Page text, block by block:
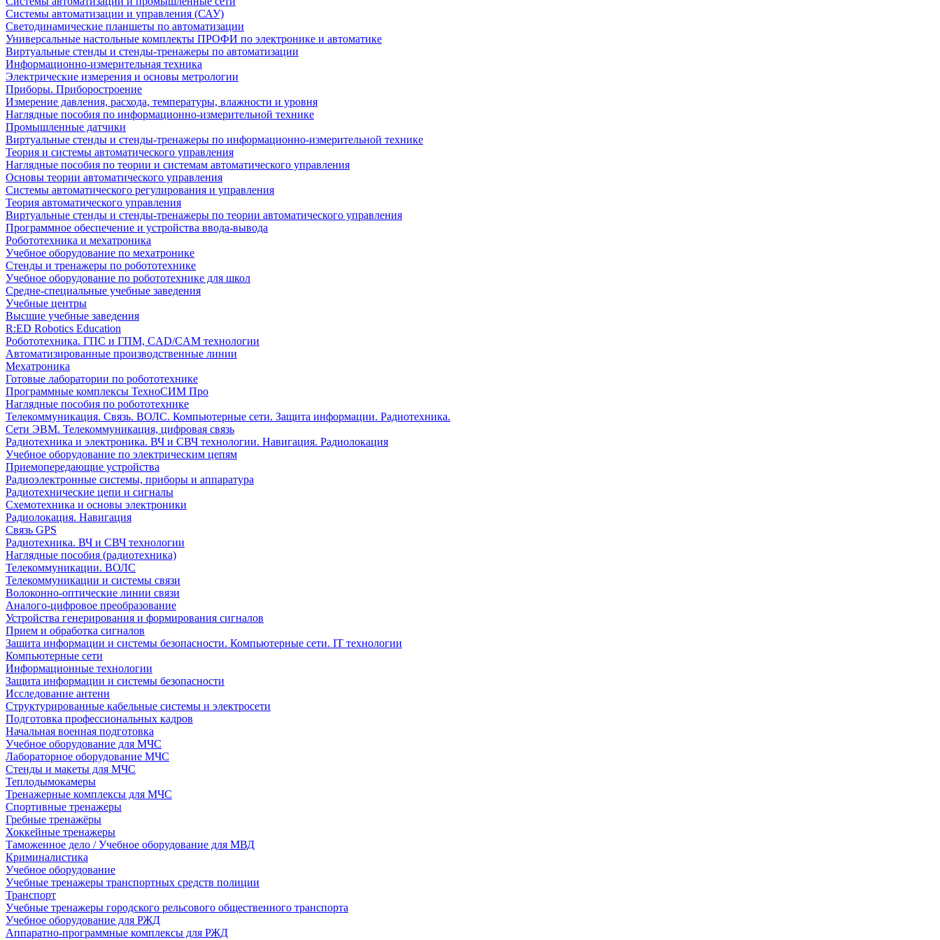
Системы автоматизации и управления (САУ)
Светодинамические планшеты по автоматизации
Универсальные настольные комплекты ПРОФИ по электронике и автоматике
Виртуальные стенды и стенды-тренажеры по автоматизации
Информационно-измерительная техника
Электрические измерения и основы метрологии
Приборы. Приборостроение
Измерение давления, расхода, температуры, влажности и уровня
Наглядные пособия по информационно-измерительной технике
Промышленные датчики
Виртуальные стенды и стенды-тренажеры по информационно-измерительной технике
Теория и системы автоматического управления
Наглядные пособия по теории и системам автоматического управления
Основы теории автоматического управления
Системы автоматического регулирования и управления
Теория автоматического управления
Виртуальные стенды и стенды-тренажеры по теории автоматического управления
Программное обеспечение и устройства ввода-вывода
Робототехника и мехатроника
Учебное оборудование по мехатронике
Стенды и тренажеры по робототехнике
Учебное оборудование по робототехнике для школ
Средне-специальные учебные заведения
Учебные центры
Высшие учебные заведения
R:ED Robotics Education
Робототехника. ГПС и ГПМ, CAD/CAM технологии
Автоматизированные производственные линии
Мехатроника
Готовые лаборатории по робототехнике
Программные комплексы ТехноСИМ Про
Наглядные пособия по робототехнике
Телекоммуникация. Связь. ВОЛС. Компьютерные сети. Защита информации. Радиотехника.
Сети ЭВМ. Телекоммуникация, цифровая связь
Радиотехника и электроника. ВЧ и СВЧ технологии. Навигация. Радиолокация
Учебное оборудование по электрическим цепям
Приемопередающие устройства
Радиоэлектронные системы, приборы и аппаратура
Радиотехнические цепи и сигналы
Схемотехника и основы электроники
Радиолокация. Навигация
Связь GPS
Радиотехника. ВЧ и СВЧ технологии
Наглядные пособия (радиотехника)
Телекоммуникации. ВОЛС
Телекоммуникации и системы связи
Волоконно-оптические линии связи
Аналого-цифровое преобразование
Устройства генерирования и формирования сигналов
Прием и обработка сигналов
Защита информации и системы безопасности. Компьютерные сети. IT технологии
Компьютерные сети
Информационные технологии
Защита информации и системы безопасности
Исследование антенн
Структурированные кабельные системы и электросети
Подготовка профессиональных кадров
Начальная военная подготовка
Учебное оборудование для МЧС
Лабораторное оборудование МЧС
Стенды и макеты для МЧС
Теплодымокамеры
Тренажерные комплексы для МЧС
Спортивные тренажеры
Гребные тренажёры
Хоккейные тренажеры
Таможенное дело / Учебное оборудование для МВД
Криминалистика
Учебное оборудование
Учебные тренажеры транспортных средств полиции
Транспорт
Учебные тренажеры городского рельсового общественного транспорта
Учебное оборудование для РЖД
Аппаратно-программные комплексы для РЖД